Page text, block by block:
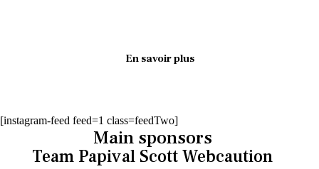
En savoir plus
[instagram-feed feed=1 class=feedTwo]
Main sponsors
Team Papival Scott Webcaution